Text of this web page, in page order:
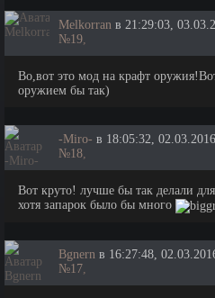
Melkorran в 21:29:03,
№19,
Во,вот это мод на крафт
оружием бы так)
-Miro- в 18:05:32, 02.03.2016
№18,
Вот круто! лучше бы так делали
хотя запарок было бы много
Bgnern в 16:27:48,
№17,